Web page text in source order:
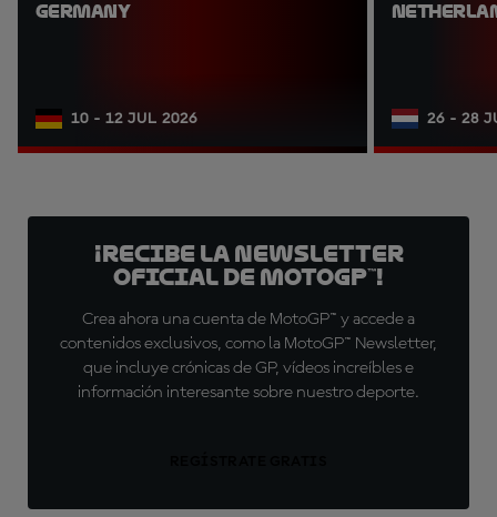
GERMANY
10 - 12 JUL 2026 26 - 28
¡Recibe la Newsletter
oficial de MotoGP™!
Crea ahora una cuenta de MotoGP™ y accede a
contenidos exclusivos, como la MotoGP™ Newsletter,
que incluye crónicas de GP, vídeos increíbles e
información interesante sobre nuestro deporte.